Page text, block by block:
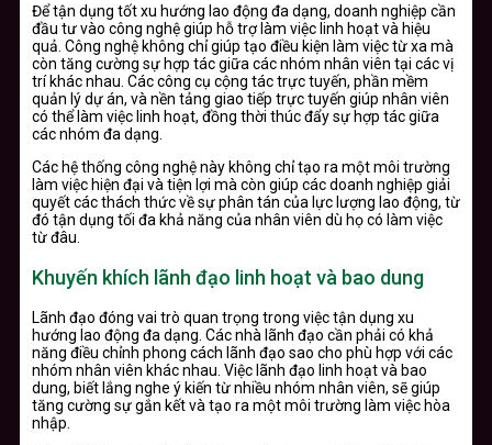
Để tận dụng tốt xu hướng lao động đa dạng, doanh nghiệp cần
đầu tư vào công nghệ giúp hỗ trợ làm việc linh hoạt và hiệu
quả. Công nghệ không chỉ giúp tạo điều kiện làm việc từ xa mà
còn tăng cường sự hợp tác giữa các nhóm nhân viên tại các vị
trí khác nhau. Các công cụ cộng tác trực tuyến, phần mềm
quản lý dự án, và nền tảng giao tiếp trực tuyến giúp nhân viên
có thể làm việc linh hoạt, đồng thời thúc đẩy sự hợp tác giữa
các nhóm đa dạng.
Các hệ thống công nghệ này không chỉ tạo ra một môi trường
làm việc hiện đại và tiện lợi mà còn giúp các doanh nghiệp giải
quyết các thách thức về sự phân tán của lực lượng lao động, từ
đó tận dụng tối đa khả năng của nhân viên dù họ có làm việc
từ đâu.
Khuyến khích lãnh đạo linh hoạt và bao dung
Lãnh đạo đóng vai trò quan trọng trong việc tận dụng xu
hướng lao động đa dạng. Các nhà lãnh đạo cần phải có khả
năng điều chỉnh phong cách lãnh đạo sao cho phù hợp với các
nhóm nhân viên khác nhau. Việc lãnh đạo linh hoạt và bao
dung, biết lắng nghe ý kiến từ nhiều nhóm nhân viên, sẽ giúp
tăng cường sự gắn kết và tạo ra một môi trường làm việc hòa
nhập.